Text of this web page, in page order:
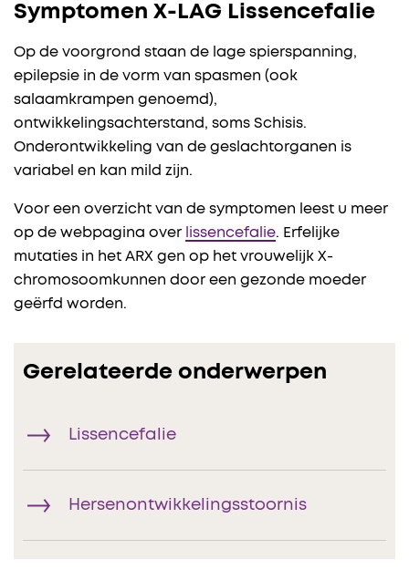
Symptomen X-LAG Lissencefalie
Op de voorgrond staan de lage spierspanning,
epilepsie in de vorm van spasmen (ook
salaamkrampen genoemd),
ontwikkelingsachterstand, soms Schisis.
Onderontwikkeling van de geslachtorganen is
variabel en kan mild zijn.
Voor een overzicht van de symptomen leest u meer
op de webpagina over lissencefalie. Erfelijke
mutaties in het ARX gen op het vrouwelijk X-
chromosoomkunnen door een gezonde moeder
geërfd worden.
Gerelateerde onderwerpen
Lissencefalie
Hersenontwikkelingsstoornis